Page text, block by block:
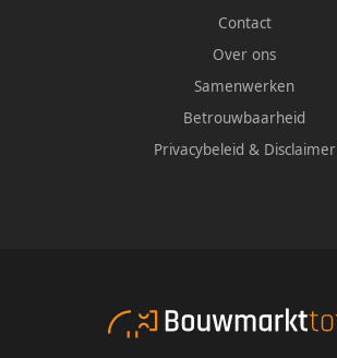
Contact
Over ons
Samenwerken
Betrouwbaarheid
Privacybeleid & Disclaimer